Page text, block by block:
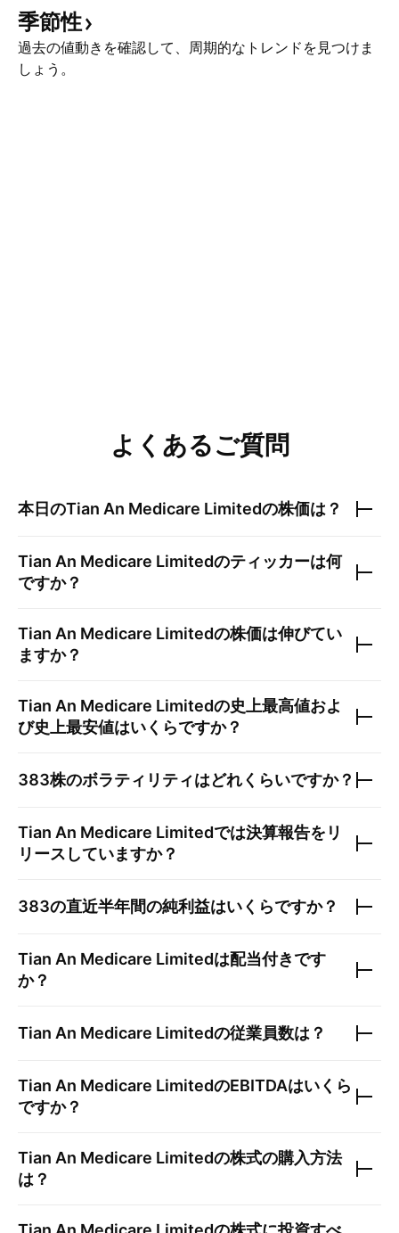
季節性
過去の値動きを確認して、周期的なトレンドを見つけま
しょう。
よくあるご質問
本日のTian An Medicare Limitedの株価は？
Tian An Medicare Limitedのティッカーは何
ですか？
Tian An Medicare Limitedの株価は伸びてい
ますか？
Tian An Medicare Limitedの史上最高値およ
び史上最安値はいくらですか？
383株のボラティリティはどれくらいですか？
Tian An Medicare Limitedでは決算報告をリ
リースしていますか？
383の直近半年間の純利益はいくらですか？
Tian An Medicare Limitedは配当付きです
か？
Tian An Medicare Limitedの従業員数は？
Tian An Medicare LimitedのEBITDAはいくら
ですか？
Tian An Medicare Limitedの株式の購入方法
は？